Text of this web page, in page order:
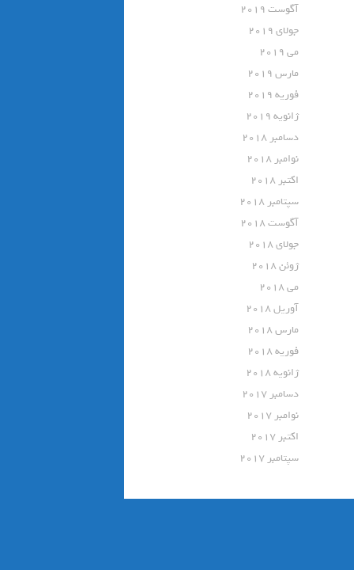
آگوست 2019
جولای 2019
می 2019
مارس 2019
فوریه 2019
ژانویه 2019
دسامبر 2018
نوامبر 2018
اکتبر 2018
سپتامبر 2018
آگوست 2018
جولای 2018
ژوئن 2018
می 2018
آوریل 2018
مارس 2018
فوریه 2018
ژانویه 2018
دسامبر 2017
نوامبر 2017
اکتبر 2017
سپتامبر 2017